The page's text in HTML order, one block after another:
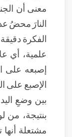
معنى أن
النارَ محضُ
الفكرة
علمية، أي
إصبعه على
الإصبع على
بين وضعِ
بنتيجة، من
مشتعلة أنها